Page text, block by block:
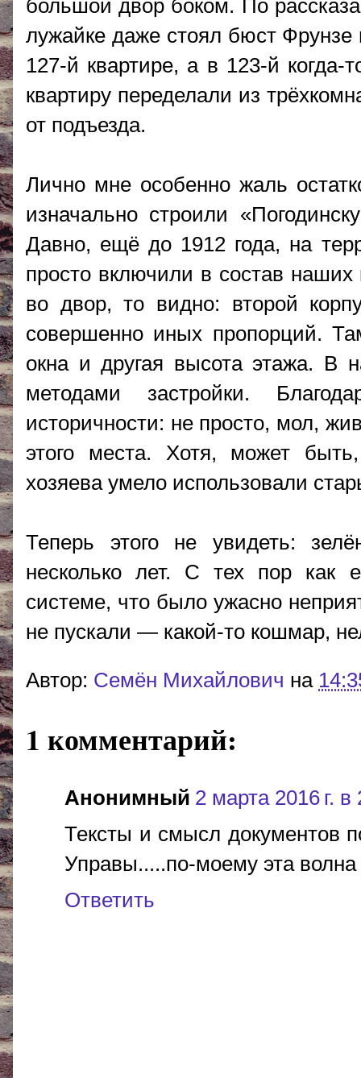
большой двор боком. По
лужайке даже стоял бюст
127-й квартире, а в 123-й
квартиру переделали из
от подъезда.
Лично мне особенно жаль
изначально строили
Давно, ещё до 1912 года, на
просто включили в состав наших
во двор, то видно: второй
совершенно иных пропорций.
окна и другая высота этажа. В
методами застройки.
историчности: не просто, мол,
этого места. Хотя, может
хозяева умело использовали
Теперь этого не увидеть:
несколько лет. С тех пор как
системе, что было ужасно
не пускали — какой-то кошмар,
Автор: Cемён Михайлович на
1 комментарий:
Анонимный 2 марта 2016 г. в
Тексты и смысл документов
Управы.....по-моему эта волна
Ответить